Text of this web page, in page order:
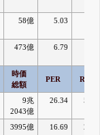
58億 5.03
473億 6.79
時価
総額
PER ROE
9兆
2043億
26.34
3995億 16.69